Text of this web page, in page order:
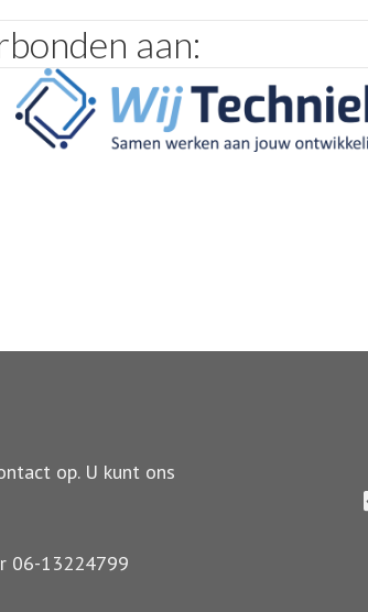
aan:
op. U kunt ons
06-13224799